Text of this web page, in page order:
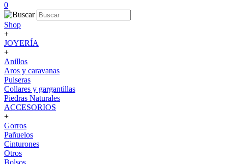
0
Shop
+
JOYERÍA
+
Anillos
Aros y caravanas
Pulseras
Collares y gargantillas
Piedras Naturales
ACCESORIOS
+
Gorros
Pañuelos
Cinturones
Otros
Bolsos